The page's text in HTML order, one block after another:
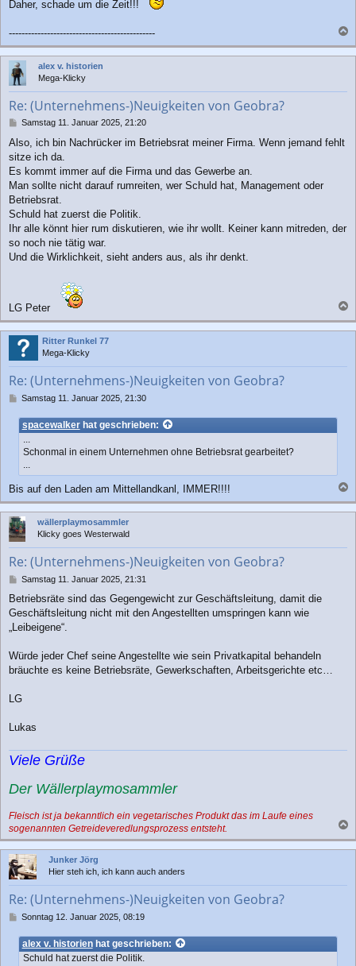
Daher, schade um die Zeit!!!
----------------------------------------------
a
c
alex v. historien
Mega-Klicky
Re: (Unternehmens-)Neuigkeiten von Geobra?
B
i
t
r
a
Samstag 11. Januar 2025, 21:20
Also, ich bin Nachrücker im Betriebsrat meiner Firma. Wenn jemand fehlt
sitze ich da.
Es kommt immer auf die Firma und das Gewerbe an.
Man sollte nicht darauf rumreiten, wer Schuld hat, Management oder
Betriebsrat.
Schuld hat zuerst die Politik.
Ihr alle könnt hier rum diskutieren, wie ihr wollt. Keiner kann mitreden, der
so noch nie tätig war.
Und die Wirklichkeit, sieht anders aus, als ihr denkt.
LG Peter
a
c
Ritter Runkel 77
Mega-Klicky
Re: (Unternehmens-)Neuigkeiten von Geobra?
B
i
t
Samstag 11. Januar 2025, 21:30
spacewalkerhat geschrieben:
...
Schonmal in einem Unternehmen ohne Betriebsrat gearbeitet?
...
Bis auf den Laden am Mittellandkanl, IMMER!!!!
a
c
wällerplaymosammler
Klicky goes Westerwald
Re: (Unternehmens-)Neuigkeiten von Geobra?
B
i
t
r
g
Samstag 11. Januar 2025, 21:31
Betriebsräte sind das Gegengewicht zur Geschäftsleitung, damit die
Geschäftsleitung nicht mit den Angestellten umspringen kann wie
„Leibeigene“.
Würde jeder Chef seine Angestellte wie sein Privatkapital behandeln
bräuchte es keine Betriebsräte, Gewerkschaften, Arbeitsgerichte etc…
LG
Lukas
Viele Grüße
Der Wällerplaymosammler
Fleisch ist ja bekanntlich ein vegetarisches Produkt das im Laufe eines
sogenannten Getreideveredlungsprozess entsteht.
a
c
Junker Jörg
Hier steh ich, ich kann auch anders
Re: (Unternehmens-)Neuigkeiten von Geobra?
B
i
t
Sonntag 12. Januar 2025, 08:19
alex v. historienhat geschrieben:
Schuld hat zuerst die Politik.